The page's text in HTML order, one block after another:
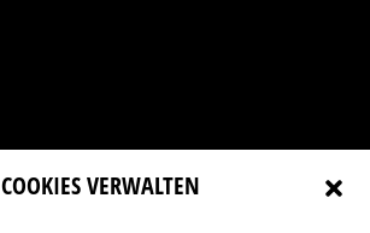
COOKIES VERWALTEN